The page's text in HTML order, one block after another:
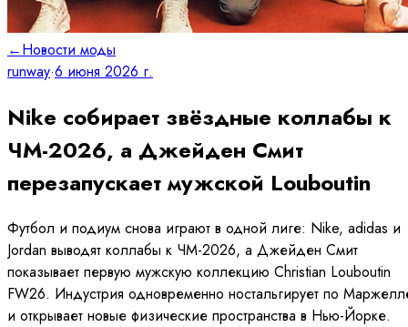
←Новости моды
runway·6 июня 2026 г.
Nike собирает звёздные коллабы к
ЧМ-2026, а Джейден Смит
перезапускает мужской Louboutin
Футбол и подиум снова играют в одной лиге: Nike, adidas и
Jordan выводят коллабы к ЧМ-2026, а Джейден Смит
показывает первую мужскую коллекцию Christian Louboutin
FW26. Индустрия одновременно ностальгирует по
и открывает новые физические пространства в Нью-Йорке.